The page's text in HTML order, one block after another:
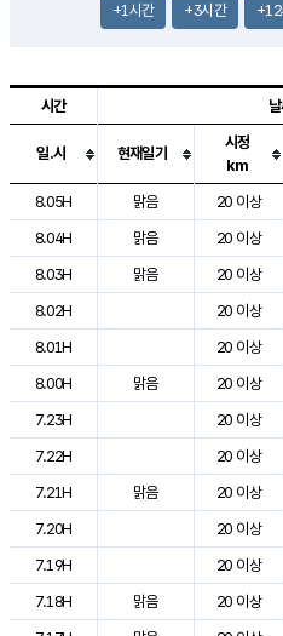
+1시간 +3시간 +12
도시별 기상실황표로 지점, 날씨, 기
시간
일.시 현재일기
시정
km
8.05H
맑음 20 이상
8.04H
맑음 20 이상
8.03H
맑음 20 이상
8.02H
20 이상
8.01H
20 이상
8.00H
맑음 20 이상
7.23H
20 이상
7.22H
20 이상
7.21H
맑음 20 이상
7.20H
20 이상
7.19H
20 이상
7.18H
맑음 20 이상